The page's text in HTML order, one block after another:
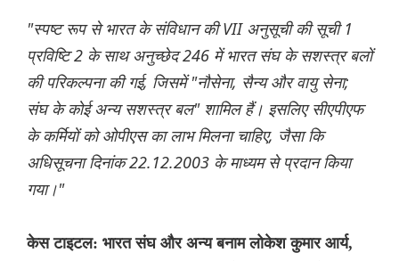
"स्पष्ट रूप से भारत के संविधान की VII अनुसूची की सूची 1
प्रविष्टि 2 के साथ अनुच्छेद 246 में भारत संघ के सशस्त्र बलों
की परिकल्पना की गई, जिसमें "नौसेना, सैन्य और वायु सेना;
संघ के कोई अन्य सशस्त्र बल" शामिल हैं। इसलिए सीएपीएफ
के कर्मियों को ओपीएस का लाभ मिलना चाहिए, जैसा कि
अधिसूचना दिनांक 22.12.2003 के माध्यम से प्रदान किया
गया।"
केस टाइटल: भारत संघ और अन्य बनाम लोकेश कुमार आर्य,